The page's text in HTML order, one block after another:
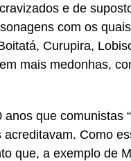
e de
com os
Curupira,
mais medonhas,
que comunistas
Como
que, a exemplo de